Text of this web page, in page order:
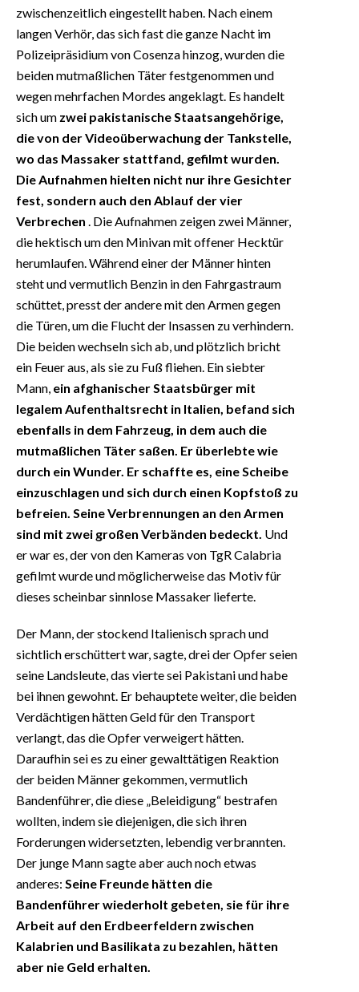
zwischenzeitlich eingestellt haben. Nach einem
langen Verhör, das sich fast die ganze Nacht im
Polizeipräsidium von Cosenza hinzog, wurden die
beiden mutmaßlichen Täter festgenommen und
wegen mehrfachen Mordes angeklagt. Es handelt
sich um zwei pakistanische Staatsangehörige,
die von der Videoüberwachung der Tankstelle,
wo das Massaker stattfand, gefilmt wurden.
Die Aufnahmen hielten nicht nur ihre Gesichter
fest, sondern auch den Ablauf der vier
Verbrechen . Die Aufnahmen zeigen zwei Männer,
die hektisch um den Minivan mit offener Hecktür
herumlaufen. Während einer der Männer hinten
steht und vermutlich Benzin in den Fahrgastraum
schüttet, presst der andere mit den Armen gegen
die Türen, um die Flucht der Insassen zu verhindern.
Die beiden wechseln sich ab, und plötzlich bricht
ein Feuer aus, als sie zu Fuß fliehen. Ein siebter
Mann, ein afghanischer Staatsbürger mit
legalem Aufenthaltsrecht in Italien, befand sich
ebenfalls in dem Fahrzeug, in dem auch die
mutmaßlichen Täter saßen. Er überlebte wie
durch ein Wunder. Er schaffte es, eine Scheibe
einzuschlagen und sich durch einen Kopfstoß zu
befreien. Seine Verbrennungen an den Armen
sind mit zwei großen Verbänden bedeckt. Und
er war es, der von den Kameras von TgR Calabria
gefilmt wurde und möglicherweise das Motiv für
dieses scheinbar sinnlose Massaker lieferte.
Der Mann, der stockend Italienisch sprach und
sichtlich erschüttert war, sagte, drei der Opfer seien
seine Landsleute, das vierte sei Pakistani und habe
bei ihnen gewohnt. Er behauptete weiter, die beiden
Verdächtigen hätten Geld für den Transport
verlangt, das die Opfer verweigert hätten.
Daraufhin sei es zu einer gewalttätigen Reaktion
der beiden Männer gekommen, vermutlich
Bandenführer, die diese „Beleidigung“ bestrafen
wollten, indem sie diejenigen, die sich ihren
Forderungen widersetzten, lebendig verbrannten.
Der junge Mann sagte aber auch noch etwas
anderes: Seine Freunde hätten die
Bandenführer wiederholt gebeten, sie für ihre
Arbeit auf den Erdbeerfeldern zwischen
Kalabrien und Basilikata zu bezahlen, hätten
aber nie Geld erhalten.